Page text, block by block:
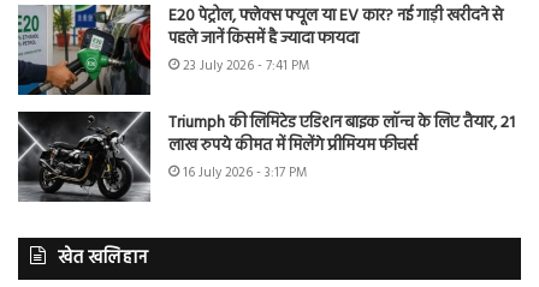
E20 पेट्रोल, फ्लेक्स फ्यूल या EV कार? नई गाड़ी खरीदने से
पहले जानें किसमें है ज्यादा फायदा
23 July 2026 - 7:41 PM
Triumph की लिमिटेड एडिशन बाइक लॉन्च के लिए तैयार, 21
लाख रुपये कीमत में मिलेंगे प्रीमियम फीचर्स
16 July 2026 - 3:17 PM
खेत खलिहान